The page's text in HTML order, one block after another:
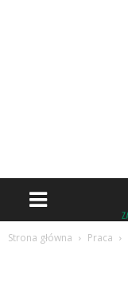
Strona główna Praca